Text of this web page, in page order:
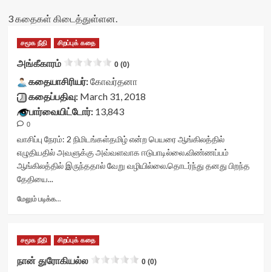
3 கதைகள் கிடைத்துள்ளன.
சமூக நீதி சிறப்புக் கதை
அங்கீகாரம் 0 (0)
கதையாசிரியர்:கோவர்தனா
கதைப்பதிவு:March 31, 2018
பார்வையிட்டோர்:13,843
0
வாசிப்பு நேரம்: 2 நிமிடங்கள்தமிழ் என்ற பெயரை ஆங்கிலத்தில்
எழுதியதில் அவளுக்கு அவ்வளவாக ஈடுபாடில்லை.விண்ணப்பம்
ஆங்கிலத்தில் இருந்ததால் வேறு வழியில்லை.தொடர்ந்து தனது பிறந்த
தேதியை...
மேலும் படிக்க...
class="yasr-
stars-
சமூக நீதி சிறப்புக் கதை
நான் துரோகியல்ல 0 (0)